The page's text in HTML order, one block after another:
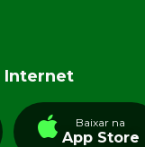
Internet
Baixar na
App Store